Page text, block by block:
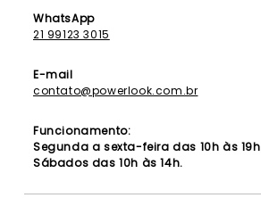
WhatsApp
21 99123 3015
E-mail
contato@powerlook.com.br
Funcionamento:
Segunda a sexta-feira das 10h às 19h
Sábados das 10h às 14h.